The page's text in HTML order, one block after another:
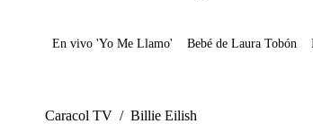
Juegos
En vivo 'Yo Me Llamo' Bebé de Laura Tobón
Caracol TV / Billie Eilish